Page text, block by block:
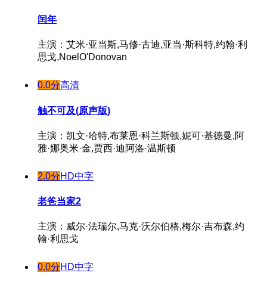
闰年
主演：艾米·亚当斯,马修·古迪,亚当·斯科特,约翰·利
思戈,NoelO'Donovan
0.0分高清
触不可及(原声版)
主演：凯文·哈特,布莱恩·科兰斯顿,妮可·基德曼,阿
雅·娜奥米·金,贾西·迪阿洛·温斯顿
2.0分HD中字
老爸当家2
主演：威尔·法瑞尔,马克·沃尔伯格,梅尔·吉布森,约
翰·利思戈
0.0分HD中字